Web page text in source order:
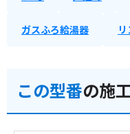
ガスふろ給湯器
この型番の施